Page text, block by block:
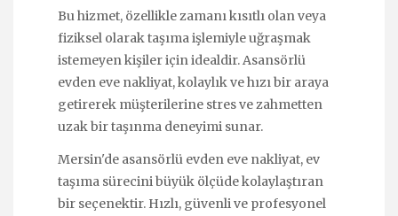
Bu hizmet, özellikle zamanı kısıtlı olan veya
fiziksel olarak taşıma işlemiyle uğraşmak
istemeyen kişiler için idealdir. Asansörlü
evden eve nakliyat, kolaylık ve hızı bir araya
getirerek müşterilerine stres ve zahmetten
uzak bir taşınma deneyimi sunar.
Mersin'de asansörlü evden eve nakliyat, ev
taşıma sürecini büyük ölçüde kolaylaştıran
bir seçenektir. Hızlı, güvenli ve profesyonel